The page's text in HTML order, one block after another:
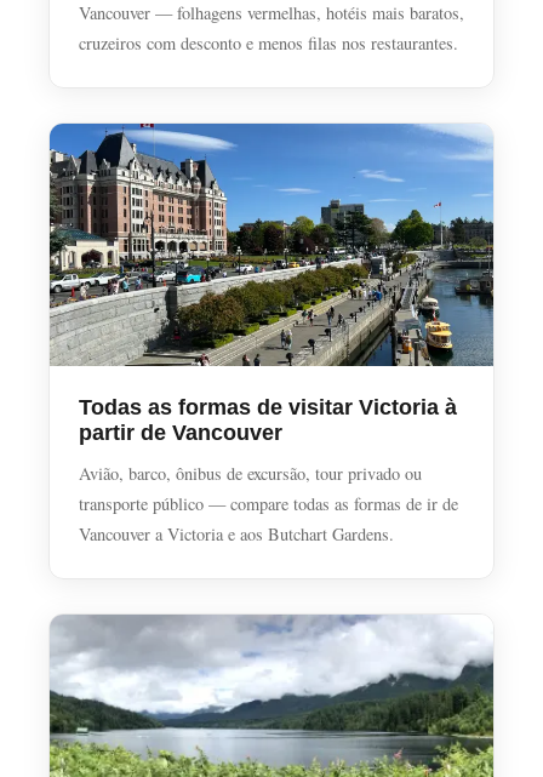
Vancouver — folhagens vermelhas, hotéis mais baratos,
cruzeiros com desconto e menos filas nos restaurantes.
Todas as formas de visitar Victoria à
partir de Vancouver
Avião, barco, ônibus de excursão, tour privado ou
transporte público — compare todas as formas de ir de
Vancouver a Victoria e aos Butchart Gardens.